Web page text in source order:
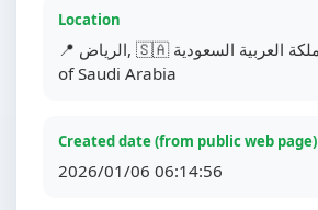
Location
📍 الرياض, 🇸🇦 المملكة العربية السعودية, kingdom
of Saudi Arabia
Created date (from public web page)
2026/01/06 06:14:56